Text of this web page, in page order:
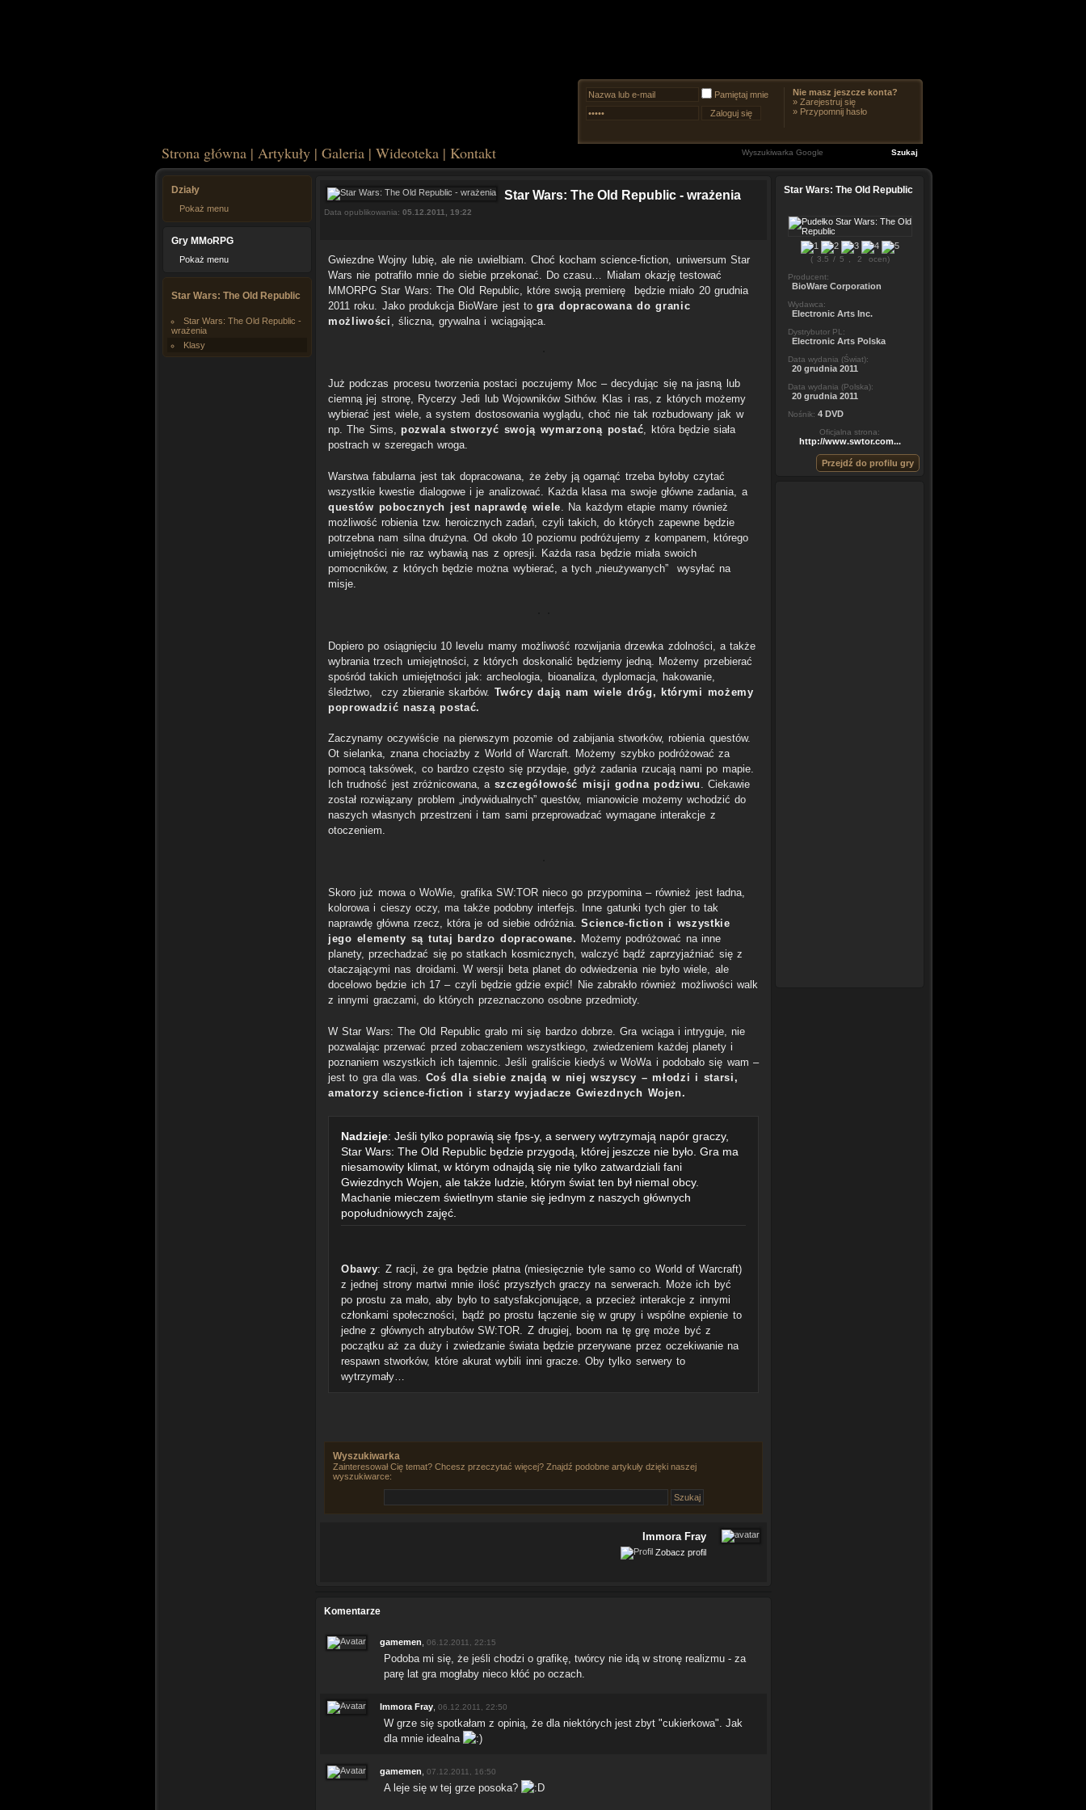
Pamiętaj mnie
Nie masz jeszcze konta?
» Zarejestruj się
» Przypomnij hasło
Strona główna | Artykuły | Galeria | Wideoteka | Kontakt
Działy
Pokaż menu
Gry MMoRPG
Pokaż menu
Star Wars: The Old Republic
Star Wars: The Old Republic -
wrażenia
Klasy
Star Wars: The Old Republic - wrażenia
Data opublikowania: 05.12.2011, 19:22
Gwiezdne Wojny lubię, ale nie uwielbiam. Choć kocham science-fiction, uniwersum Star
Wars nie potrafiło mnie do siebie przekonać. Do czasu… Miałam okazję testować
MMORPG Star Wars: The Old Republic, które swoją premierę będzie miało 20 grudnia
2011 roku. Jako produkcja BioWare jest togra dopracowana do granic
możliwości , śliczna, grywalna i wciągająca.
Już podczas procesu tworzenia postaci poczujemy Moc – decydując się na jasną lub
ciemną jej stronę, Rycerzy Jedi lub Wojowników Sithów. Klas i ras, z których możemy
wybierać jest wiele, a system dostosowania wyglądu, choć nie tak rozbudowany jak w
np. The Sims, pozwala stworzyć swoją wymarzoną postać, która będzie siała
postrach w szeregach wroga.
Warstwa fabularna jest tak dopracowana, że żeby ją ogarnąć trzeba byłoby czytać
wszystkie kwestie dialogowe i je analizować. Każda klasa ma swoje główne zadania, a
questów pobocznych jest naprawdę wiele . Na każdym etapie mamy również
możliwość robienia tzw. heroicznych zadań, czyli takich, do których zapewne będzie
potrzebna nam silna drużyna. Od około 10 poziomu podróżujemy z kompanem, którego
umiejętności nie raz wybawią nas z opresji. Każda rasa będzie miała swoich
pomocników, z których będzie można wybierać, a tych „nieużywanych” wysyłać na
misje.
Dopiero po osiągnięciu 10 levelu mamy możliwość rozwijania drzewka zdolności, a także
wybrania trzech umiejętności, z których doskonalić będziemy jedną. Możemy przebierać
spośród takich umiejętności jak: archeologia, bioanaliza, dyplomacja, hakowanie,
śledztwo, czy zbieranie skarbów. Twórcy dają nam wiele dróg, którymi możemy
poprowadzić naszą postać.
Zaczynamy oczywiście na pierwszym pozomie od zabijania stworków, robienia questów.
Ot sielanka, znana chociażby z World of Warcraft. Możemy szybko podróżować za
pomocą taksówek, co bardzo często się przydaje, gdyż zadania rzucają nami po mapie.
Ich trudność jest zróżnicowana, a szczegółowość misji godna podziwu . Ciekawie
został rozwiązany problem „indywidualnych” questów, mianowicie możemy wchodzić do
naszych własnych przestrzeni i tam sami przeprowadzać wymagane interakcje z
otoczeniem.
Skoro już mowa o WoWie, grafika SW:TOR nieco go przypomina – również jest ładna,
kolorowa i cieszy oczy, ma także podobny interfejs. Inne gatunki tych gier to tak
naprawdę główna rzecz, która je od siebie odróżnia.Science-fiction i wszystkie
jego elementy są tutaj bardzo dopracowane. Możemy podróżować na inne
planety, przechadzać się po statkach kosmicznych, walczyć bądź zaprzyjaźniać się z
otaczającymi nas droidami. W wersji beta planet do odwiedzenia nie było wiele, ale
docelowo będzie ich 17 – czyli będzie gdzie expić! Nie zabrakło również możliwości walk
z innymi graczami, do których przeznaczono osobne przedmioty.
W Star Wars: The Old Republic grało mi się bardzo dobrze. Gra wciąga i intryguje, nie
pozwalając przerwać przed zobaczeniem wszystkiego, zwiedzeniem każdej planety i
poznaniem wszystkich ich tajemnic. Jeśli graliście kiedyś w WoWa i podobało się wam –
jest to gra dla was. Coś dla siebie znajdą w niej wszyscy – młodzi i starsi,
amatorzy science-fiction i starzy wyjadacze Gwiezdnych Wojen.
Nadzieje: Jeśli tylko poprawią się fps-y, a serwery wytrzymają napór graczy,
Star Wars: The Old Republic będzie przygodą, której jeszcze nie było. Gra ma
niesamowity klimat, w którym odnajdą się nie tylko zatwardziali fani
Gwiezdnych Wojen, ale także ludzie, którym świat ten był niemal obcy.
Machanie mieczem świetlnym stanie się jednym z naszych głównych
popołudniowych zajęć.
Obawy: Z racji, że gra będzie płatna (miesięcznie tyle samo co World of Warcraft)
z jednej strony martwi mnie ilość przyszłych graczy na serwerach. Może ich być
po prostu za mało, aby było to satysfakcjonujące, a przecież interakcje z innymi
członkami społeczności, bądź po prostu łączenie się w grupy i wspólne expienie to
jedne z głównych atrybutów SW:TOR. Z drugiej, boom na tę grę może być z
początku aż za duży i zwiedzanie świata będzie przerywane przez oczekiwanie na
respawn stworków, które akurat wybili inni gracze. Oby tylko serwery to
wytrzymały…
Wyszukiwarka
Zainteresował Cię temat? Chcesz przeczytać więcej? Znajdź podobne artykuły dzięki naszej
wyszukiwarce:
Immora Fray
Zobacz profil
Komentarze
gamemen 06.12.2011, 22:15
Podoba mi się, że jeśli chodzi o grafikę, twórcy nie idą w stronę realizmu - za
parę lat gra mogłaby nieco kłóć po oczach.
Immora Fray 06.12.2011, 22:50
W grze się spotkałam z opinią, że dla niektórych jest zbyt "cukierkowa". Jak
dla mnie idealna
gamemen 07.12.2011, 16:50
A leje się w tej grze posoka?
Star Wars: The Old Republic
( 3.5 / 5 2
ocen)
Producent:
BioWare Corporation
Wydawca:
Electronic Arts Inc.
Dystrybutor PL:
Electronic Arts Polska
Data wydania (Świat):
20 grudnia 2011
Data wydania (Polska):
20 grudnia 2011
Nośnik: 4 DVD
Oficjalna strona:
http://www.swtor.com...
Przejdź do profilu gry